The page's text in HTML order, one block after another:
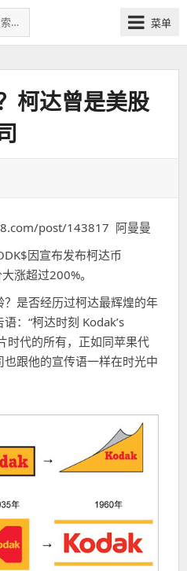
菜单
柯达曾是美股
post/143817 阿曼曼
因宣布发布柯达币
涨超过200%。
是否经历过柯达最辉煌的年
：“柯达时刻 Kodak’s
时代的所有，正如同苹果代
跟他的宣传语一样在时光中